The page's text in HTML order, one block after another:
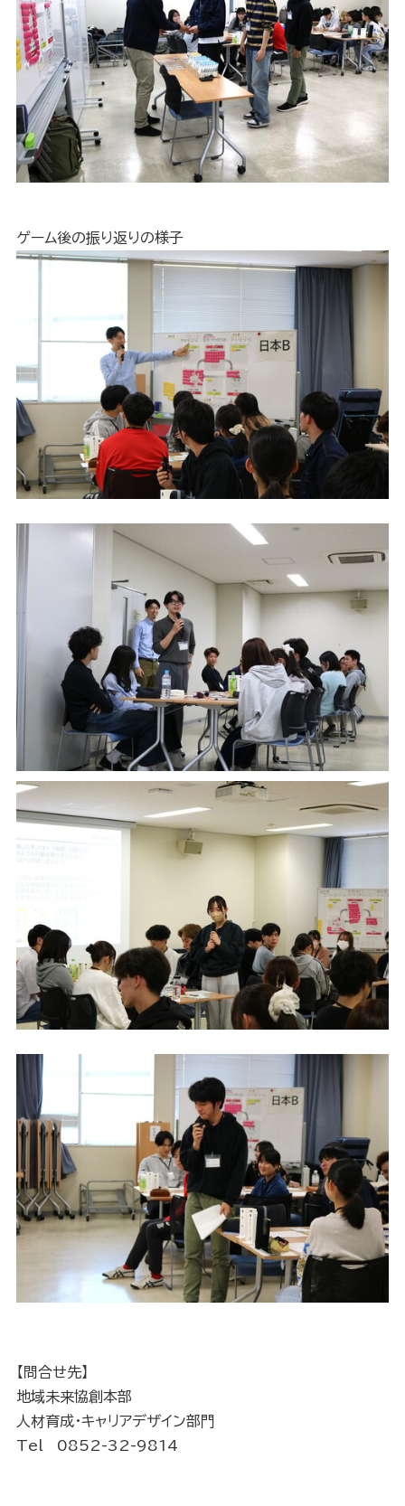
ゲーム後の振り返りの様子
【問合せ先】
地域未来協創本部
人材育成・キャリアデザイン部門
Tel 0852-32-9814